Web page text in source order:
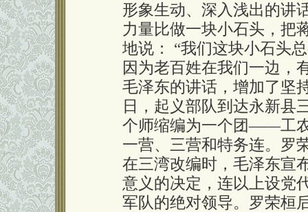
形象生动、深入浅出的讲
力量比做一块小石头，把
地说： “我们这块小石头
因为老百姓在我们一边，
毛泽东的讲话，增加了坚
日，起义部队到达永新县
个师缩编为一个团——工
一营、三营和特务连。罗
在三湾改编时，毛泽东宣
意义的决定，连以上设党
军队的绝对领导。罗荣桓